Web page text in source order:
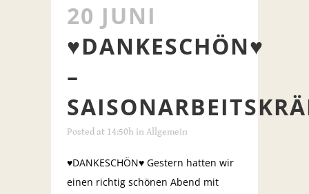
20 JUNI
♥️DANKESCHÖN♥️
–
Posted at 14:50h in Allgemein
♥️DANKESCHÖN♥️ Gestern hatten wir
einen richtig schönen Abend mit